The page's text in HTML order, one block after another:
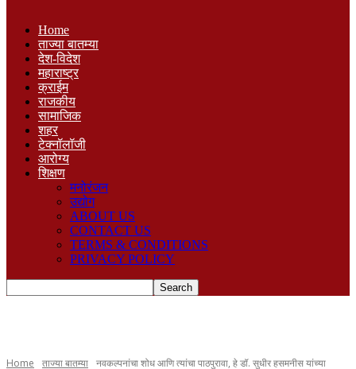
Home
ताज्या बातम्या
देश-विदेश
महाराष्ट्र
क्राईम
राजकीय
सामाजिक
शहर
टेक्नॉलॉजी
आरोग्य
शिक्षण
मनोरंजन
उद्योग
ABOUT US
CONTACT US
TERMS & CONDITIONS
PRIVACY POLICY
Home ताज्या बातम्या नवकल्पनांचा शोध आणि त्यांचा पाठपुरावा, हे डॉ. सुधीर हसमनीस यांच्या